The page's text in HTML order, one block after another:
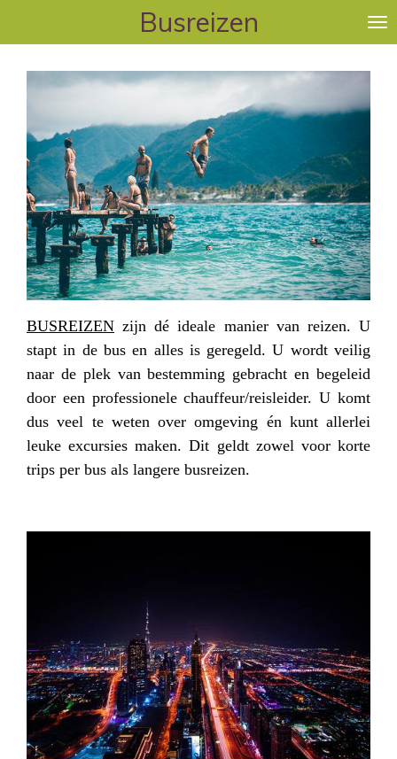
Busreizen
BUSREIZEN zijn dé ideale manier van reizen. U
stapt in de bus en alles is geregeld. U wordt veilig
naar de plek van bestemming gebracht en begeleid
door een professionele chauffeur/reisleider. U komt
dus veel te weten over omgeving én kunt allerlei
leuke excursies maken. Dit geldt zowel voor korte
trips per bus als langere busreizen.